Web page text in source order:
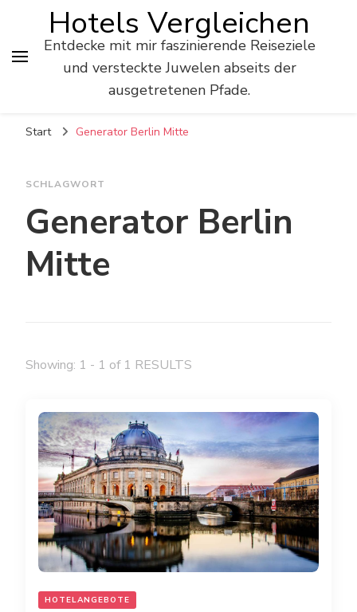
Hotels Vergleichen
Entdecke mit mir faszinierende Reiseziele
und versteckte Juwelen abseits der
ausgetretenen Pfade.
Start Generator Berlin Mitte
SCHLAGWORT
Generator Berlin
Mitte
Showing: 1 - 1 of 1 RESULTS
HOTELANGEBOTE